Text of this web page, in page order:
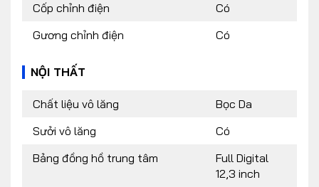
Cốp chỉnh điện
Có
Gương chỉnh điện
Có
NỘI THẤT
Chất liệu vô lăng
Bọc Da
Sưởi vô lăng
Có
Bảng đồng hồ trung tâm
Full Digital
12,3 inch